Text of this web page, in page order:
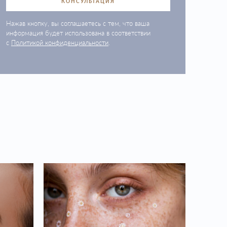
Нажав кнопку, вы соглашаетесь с тем, что ваша
информация будет использована в соответствии
с Политикой конфиденциальности